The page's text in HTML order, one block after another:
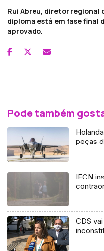
Rui Abreu, diretor regional
diploma está em fase final
aprovado.
Pode também
peças
IFCN
CDS